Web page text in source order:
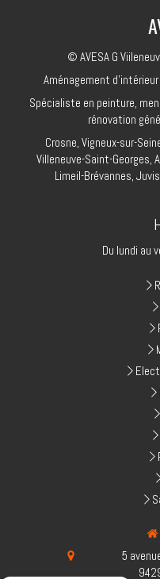
© AVESA G
Aménagement d'intérieur
Spécialiste en peinture,
rénovation
Crosne, Vigneux-sur-
Villeneuve-Saint-Georges,
Limeil-Brévannes,
Du lundi au
5